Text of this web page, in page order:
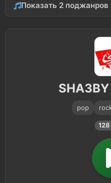
Показать 2 поджанров
pop
128